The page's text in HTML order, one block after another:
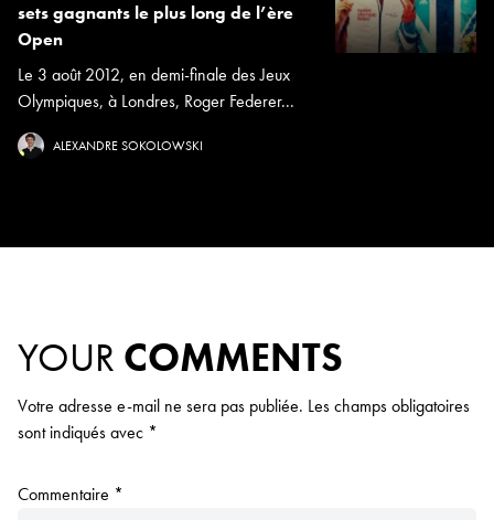
sets gagnants le plus long de l’ère
Open
Le 3 août 2012, en demi-finale des Jeux
Olympiques, à Londres, Roger Federer...
ALEXANDRE SOKOLOWSKI
YOUR COMMENTS
Votre adresse e-mail ne sera pas publiée. Les champs obligatoires
sont indiqués avec *
Commentaire *